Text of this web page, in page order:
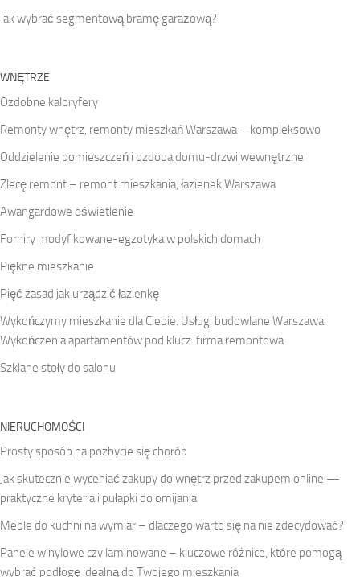
Jak wybrać segmentową bramę garażową?
WNĘTRZE
Ozdobne kaloryfery
Remonty wnętrz, remonty mieszkań Warszawa – kompleksowo
Oddzielenie pomieszczeń i ozdoba domu-drzwi wewnętrzne
Zlecę remont – remont mieszkania, łazienek Warszawa
Awangardowe oświetlenie
Forniry modyfikowane-egzotyka w polskich domach
Piękne mieszkanie
Pięć zasad jak urządzić łazienkę
Wykończymy mieszkanie dla Ciebie. Usługi budowlane Warszawa.
Wykończenia apartamentów pod klucz: firma remontowa
Szklane stoły do salonu
NIERUCHOMOŚCI
Prosty sposób na pozbycie się chorób
Jak skutecznie wyceniać zakupy do wnętrz przed zakupem online —
praktyczne kryteria i pułapki do omijania
Meble do kuchni na wymiar – dlaczego warto się na nie zdecydować?
Panele winylowe czy laminowane – kluczowe różnice, które pomogą
wybrać podłogę idealną do Twojego mieszkania